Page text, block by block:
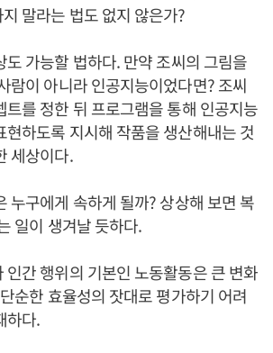
말라는 법도 없지 않은가?
도 가능할 법하다. 만약 조씨의 그림을
람이 아니라 인공지능이었다면? 조씨
트를 정한 뒤 프로그램을 통해 인공지능
현하도록 지시해 작품을 생산해내는 것
세상이다.
누구에게 속하게 될까? 상상해 보면 복
일이 생겨날 듯하다.
인간 행위의 기본인 노동활동은 큰 변화
순한 효율성의 잣대로 평가하기 어려
하다.